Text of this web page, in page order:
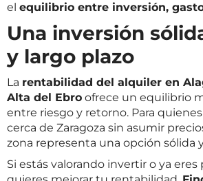
el equilibrio entre inversión,
Una inversión
y largo plazo
La rentabilidad del alquiler en
Alta del Ebro ofrece un equilibrio
entre riesgo y retorno. Para
cerca de Zaragoza sin asumir
zona representa una opción sólida
Si estás valorando invertir o ya